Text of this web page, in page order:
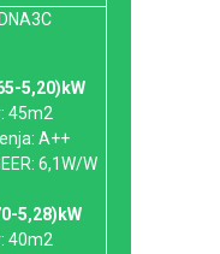
5,20)kW
45m2
A++
6,1W/W
5,28)kW
40m2